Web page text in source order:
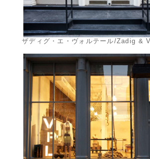
ザディグ・エ・ヴォルテール/Zadig &